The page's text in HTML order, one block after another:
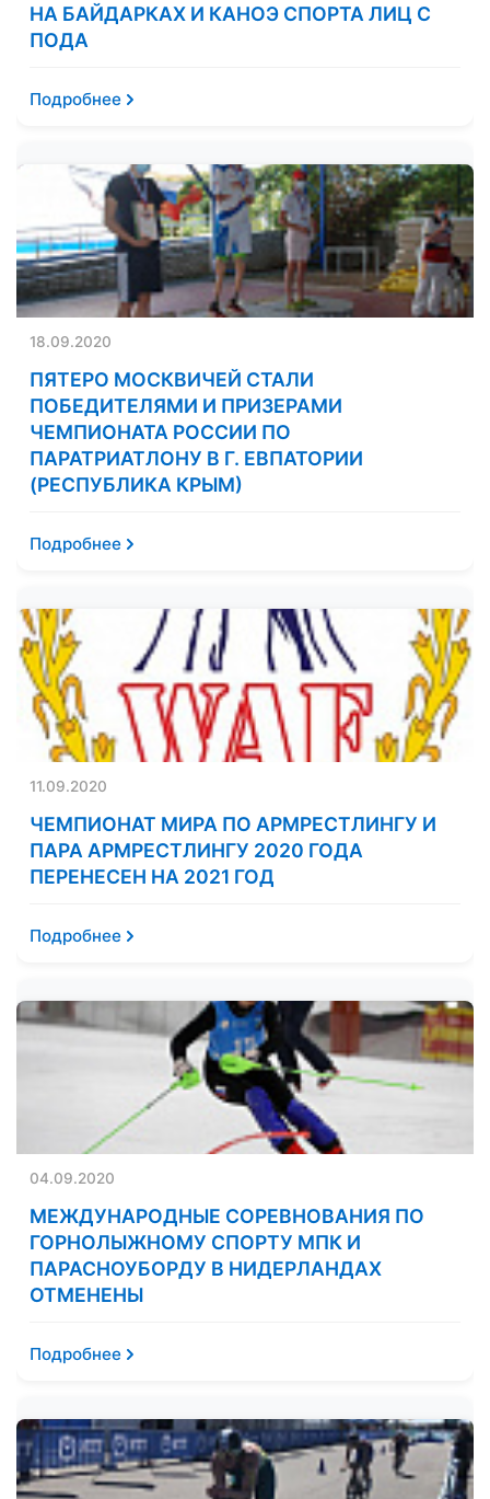
НА БАЙДАРКАХ И КАНОЭ СПОРТА ЛИЦ С
ПОДА
Подробнее
18.09.2020
ПЯТЕРО МОСКВИЧЕЙ СТАЛИ
ПОБЕДИТЕЛЯМИ И ПРИЗЕРАМИ
ЧЕМПИОНАТА РОССИИ ПО
ПАРАТРИАТЛОНУ В Г. ЕВПАТОРИИ
(РЕСПУБЛИКА КРЫМ)
Подробнее
11.09.2020
ЧЕМПИОНАТ МИРА ПО АРМРЕСТЛИНГУ И
ПАРА АРМРЕСТЛИНГУ 2020 ГОДА
ПЕРЕНЕСЕН НА 2021 ГОД
Подробнее
04.09.2020
МЕЖДУНАРОДНЫЕ СОРЕВНОВАНИЯ ПО
ГОРНОЛЫЖНОМУ СПОРТУ МПК И
ПАРАСНОУБОРДУ В НИДЕРЛАНДАХ
ОТМЕНЕНЫ
Подробнее